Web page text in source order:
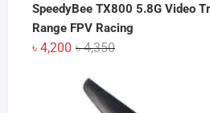
SpeedyBee TX800 5.8G Video
Range FPV Racing
৳4,350Original
৳ 4,350.
৳ 4,200
Current
৳ 4,200.